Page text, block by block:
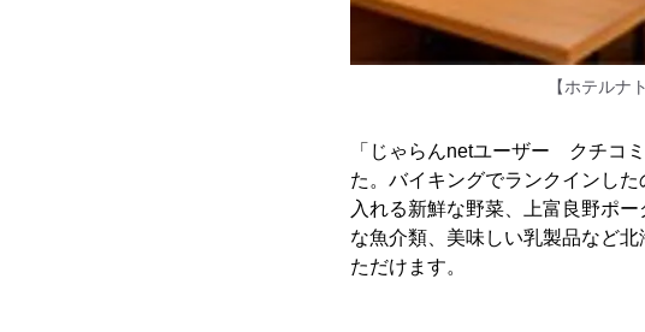
【ホテルナ
「じゃらんnetユーザー クチコ
た。バイキングでランクインし
入れる新鮮な野菜、上富良野ポ
な魚介類、美味しい乳製品など
ただけます。